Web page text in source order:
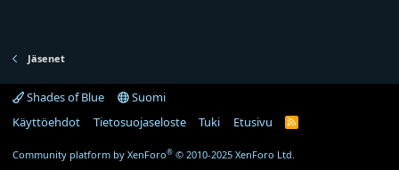
Jäsenet
Shades of Blue
Suomi
Käyttöehdot
Tietosuojaseloste Tuki Etusivu
R
Community platform by XenForo® © 2010-2025 XenForo Ltd.